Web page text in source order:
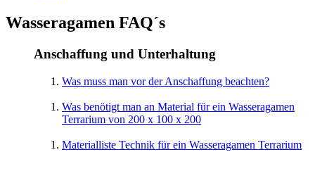
Wasseragamen FAQ´s
Anschaffung und Unterhaltung
Was muss man vor der Anschaffung beachten?
Was benötigt man an Material für ein Wasseragamen
Terrarium von 200 x 100 x 200
Materialliste Technik für ein Wasseragamen Terrarium